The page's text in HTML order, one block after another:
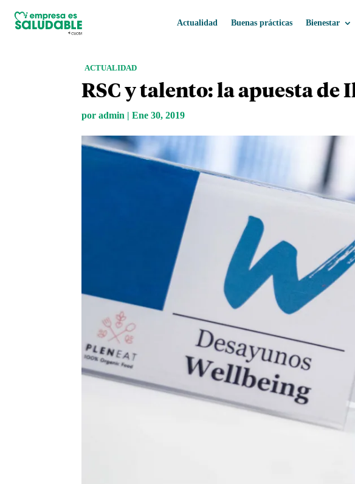
Actualidad Buenas prácticas Bienestar
ACTUALIDAD
RSC y talento: la apuesta
poradmin |Ene 30, 2019